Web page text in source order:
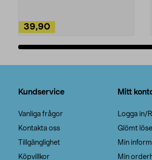
39,90
Kundservice
Vanliga frågor
Kontakta oss
Tillgänglighet
Köpvillkor
Mitt
Logga in/
Glömt
Min
Min